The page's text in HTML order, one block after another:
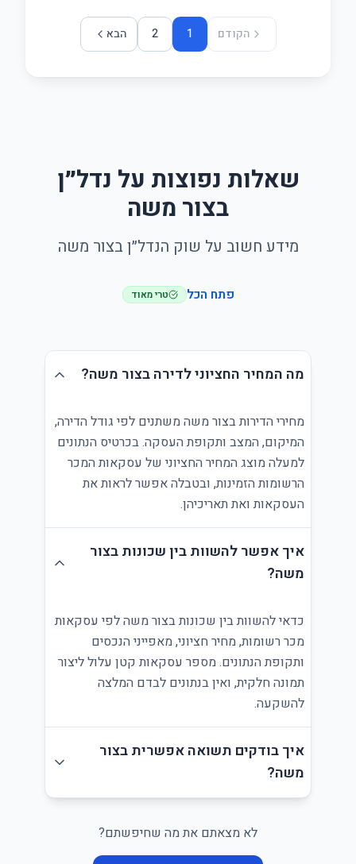
הקודם 1
2 הבא
שאלות נפוצות על נדל״ן
בצור משה
מידע חשוב על שוק הנדל״ן בצור משה
פתח הכל טרי מאוד
מה המחיר החציוני לדירה בצור משה?
מחירי הדירות בצור משה משתנים לפי גודל הדירה,
המיקום, המצב ותקופת העסקה. בכרטיס הנתונים
למעלה מוצג המחיר החציוני של עסקאות המכר
הרשומות הזמינות, ובטבלה אפשר לראות את
העסקאות ואת תאריכיהן.
איך אפשר להשוות בין שכונות בצור
משה?
כדאי להשוות בין שכונות בצור משה לפי עסקאות
מכר רשומות, מחיר חציוני, מאפייני הנכסים
ותקופת הנתונים. מספר עסקאות קטן עלול ליצור
תמונה חלקית, ואין בנתונים לבדם המלצה
להשקעה.
איך בודקים תשואה אפשרית בצור
משה?
לא מצאתם את מה שחיפשתם?